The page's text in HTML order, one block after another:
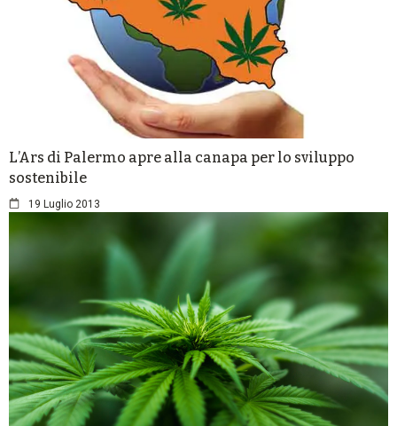
L’Ars di Palermo apre alla canapa per lo sviluppo
sostenibile
19 Luglio 2013